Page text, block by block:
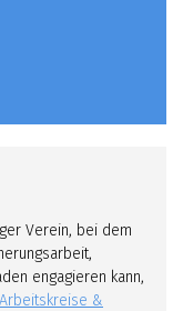
Verein, bei dem
engagieren kann,
Arbeitskreise &